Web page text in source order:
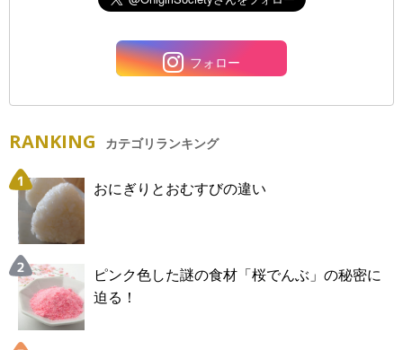
フォロー
RANKING カテゴリランキング
おにぎりとおむすびの違い
ピンク色した謎の食材「桜でんぶ」の秘密に
迫る！